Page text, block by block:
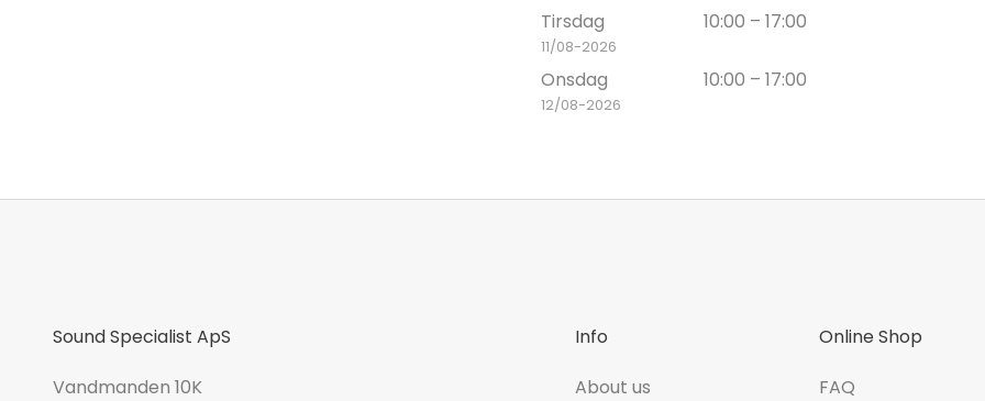
Tirsdag
11/08-2026
10:00 – 17:00
Onsdag
12/08-2026
10:00 – 17:00
Sound Specialist ApS
Vandmanden 10K
Info
About us
Online Shop
FAQ